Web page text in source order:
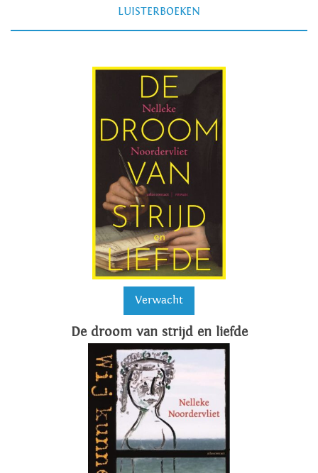
LUISTERBOEKEN
Verwacht
De droom van strijd en liefde